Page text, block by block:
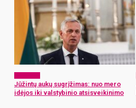
Jūžintų aukų sugrįžimas: nuo mero
idėjos iki valstybinio atsisveikinimo